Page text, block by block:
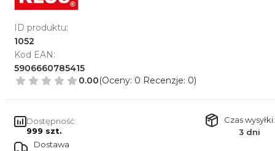
ID produktu:
1052
Kod EAN:
5906660785415
0.00(Oceny: 0 Recenzje: 0)
Dostępność:
999 szt.
Czas wysyłki:
3 dni
Dostawa